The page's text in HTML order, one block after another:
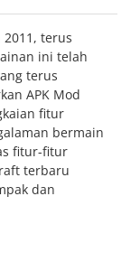
terus
ini telah
terus
APK Mod
fitur
bermain
fitur-fitur
terbaru
dan